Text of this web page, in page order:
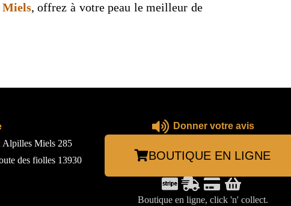
, offrez à votre peau le meilleur de
Miels 285
des fiolles 13930
Donner votre avis
BOUTIQUE EN LIGNE
Boutique en ligne, click 'n' collect.